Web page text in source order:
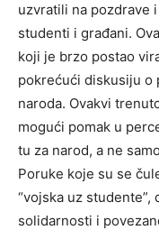
uzvratili na pozdrave
studenti i građani.
koji je brzo postao
pokrećući diskusiju o
naroda. Ovakvi
mogući pomak u
tu za narod, a ne
Poruke koje su se
“vojska uz
solidarnosti i